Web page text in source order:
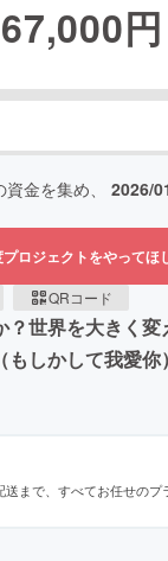
円
資金を集め、 2026/
プロジェクトをやってほ
QRコード
世界を大きく
しかして我愛
まで、すべてお任せのプ